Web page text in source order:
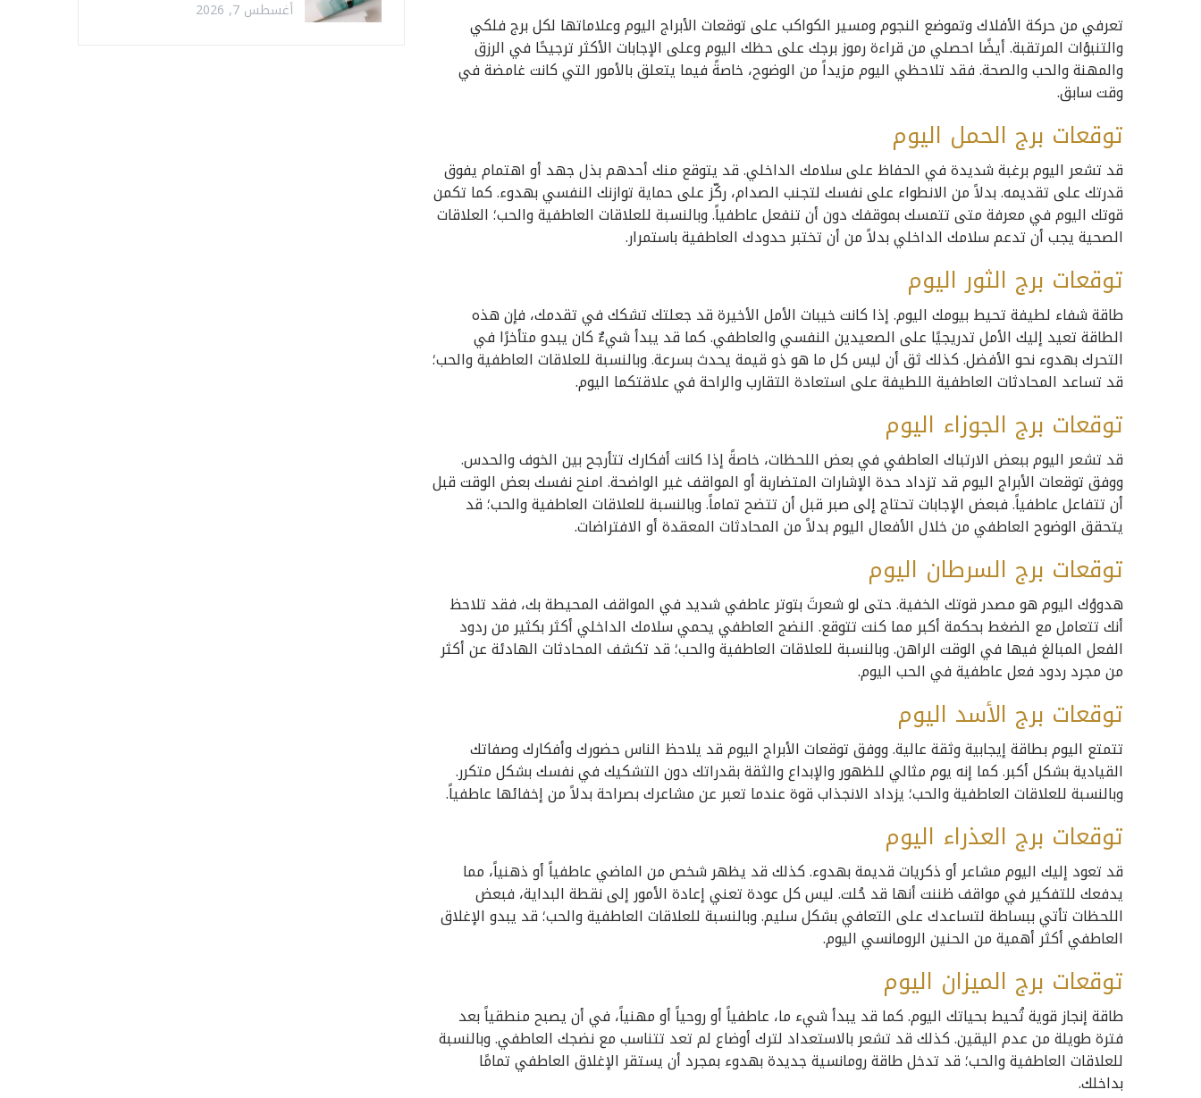
تعرفي من حركة الأفلاك وتموضع النجوم ومسير الكواكب على توقعات الأبراج اليوم وعلاماتها لكل برج فلكي
والتنبؤات المرتقبة. أيضًا احصلي من قراءة رموز برجك على حظك اليوم وعلى الإجابات الأكثر ترجيحًا في الرزق
والمهنة والحب والصحة. فقد تلاحظي اليوم مزيداً من الوضوح، خاصةً فيما يتعلق بالأمور التي كانت غامضة في
وقت سابق.
توقعات برج الحمل اليوم
قد تشعر اليوم برغبة شديدة في الحفاظ على سلامك الداخلي. قد يتوقع منك أحدهم بذل جهد أو اهتمام يفوق
قدرتك على تقديمه. بدلاً من الانطواء على نفسك لتجنب الصدام، ركّز على حماية توازنك النفسي بهدوء. كما تكمن
قوتك اليوم في معرفة متى تتمسك بموقفك دون أن تنفعل عاطفياً. وبالنسبة للعلاقات العاطفية والحب؛ العلاقات
الصحية يجب أن تدعم سلامك الداخلي بدلاً من أن تختبر حدودك العاطفية باستمرار.
توقعات برج الثور اليوم
طاقة شفاء لطيفة تحيط بيومك اليوم. إذا كانت خيبات الأمل الأخيرة قد جعلتك تشكك في تقدمك، فإن هذه
الطاقة تعيد إليك الأمل تدريجيًا على الصعيدين النفسي والعاطفي. كما قد يبدأ شيءٌ كان يبدو متأخرًا في
التحرك بهدوء نحو الأفضل. كذلك ثق أن ليس كل ما هو ذو قيمة يحدث بسرعة. وبالنسبة للعلاقات العاطفية والحب؛
قد تساعد المحادثات العاطفية اللطيفة على استعادة التقارب والراحة في علاقتكما اليوم.
توقعات برج الجوزاء اليوم
قد تشعر اليوم ببعض الارتباك العاطفي في بعض اللحظات، خاصةً إذا كانت أفكارك تتأرجح بين الخوف والحدس.
ووفق توقعات الأبراج اليوم قد تزداد حدة الإشارات المتضاربة أو المواقف غير الواضحة. امنح نفسك بعض الوقت قبل
أن تتفاعل عاطفياً. فبعض الإجابات تحتاج إلى صبر قبل أن تتضح تماماً. وبالنسبة للعلاقات العاطفية والحب؛ قد
يتحقق الوضوح العاطفي من خلال الأفعال اليوم بدلاً من المحادثات المعقدة أو الافتراضات.
توقعات برج السرطان اليوم
هدوؤك اليوم هو مصدر قوتك الخفية. حتى لو شعرتَ بتوتر عاطفي شديد في المواقف المحيطة بك، فقد تلاحظ
أنك تتعامل مع الضغط بحكمة أكبر مما كنت تتوقع. النضج العاطفي يحمي سلامك الداخلي أكثر بكثير من ردود
الفعل المبالغ فيها في الوقت الراهن. وبالنسبة للعلاقات العاطفية والحب؛ قد تكشف المحادثات الهادئة عن أكثر
من مجرد ردود فعل عاطفية في الحب اليوم.
توقعات برج الأسد اليوم
تتمتع اليوم بطاقة إيجابية وثقة عالية. ووفق توقعات الأبراج اليوم قد يلاحظ الناس حضورك وأفكارك وصفاتك
القيادية بشكل أكبر. كما إنه يوم مثالي للظهور والإبداع والثقة بقدراتك دون التشكيك في نفسك بشكل متكرر.
وبالنسبة للعلاقات العاطفية والحب؛ يزداد الانجذاب قوة عندما تعبر عن مشاعرك بصراحة بدلاً من إخفائها عاطفياً.
توقعات برج العذراء اليوم
قد تعود إليك اليوم مشاعر أو ذكريات قديمة بهدوء. كذلك قد يظهر شخص من الماضي عاطفياً أو ذهنياً، مما
يدفعك للتفكير في مواقف ظننت أنها قد حُلت. ليس كل عودة تعني إعادة الأمور إلى نقطة البداية، فبعض
اللحظات تأتي ببساطة لتساعدك على التعافي بشكل سليم. وبالنسبة للعلاقات العاطفية والحب؛ قد يبدو الإغلاق
العاطفي أكثر أهمية من الحنين الرومانسي اليوم.
توقعات برج الميزان اليوم
طاقة إنجاز قوية تُحيط بحياتك اليوم. كما قد يبدأ شيء ما، عاطفياً أو روحياً أو مهنياً، في أن يصبح منطقياً بعد
فترة طويلة من عدم اليقين. كذلك قد تشعر بالاستعداد لترك أوضاع لم تعد تتناسب مع نضجك العاطفي. وبالنسبة
للعلاقات العاطفية والحب؛ قد تدخل طاقة رومانسية جديدة بهدوء بمجرد أن يستقر الإغلاق العاطفي تمامًا
بداخلك.
أغسطس 7, 2026